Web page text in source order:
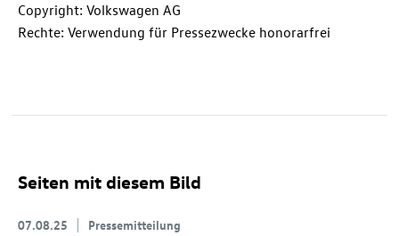
Copyright: Volkswagen AG
Rechte: Verwendung für Pressezwecke honorarfrei
Seiten mit diesem Bild
07.08.25 Pressemitteilung